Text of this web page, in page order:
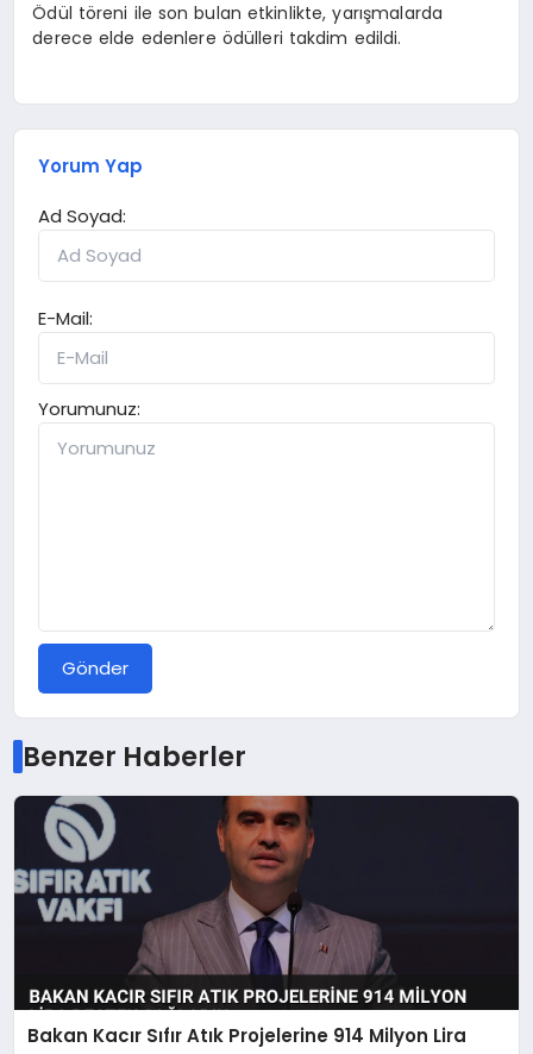
Ödül töreni ile son bulan etkinlikte, yarışmalarda
derece elde edenlere ödülleri takdim edildi.
Yorum Yap
Ad Soyad:
E-Mail:
Yorumunuz:
Gönder
Benzer Haberler
Bakan Kacır Sıfır Atık Projelerine 914 Milyon Lira